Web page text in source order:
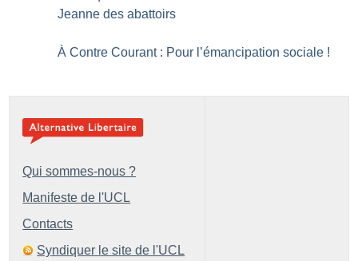
Jeanne des abattoirs
À Contre Courant : Pour l’émancipation sociale !
Qui sommes-nous ?
Manifeste de l'UCL
Contacts
Syndiquer le site de l'UCL